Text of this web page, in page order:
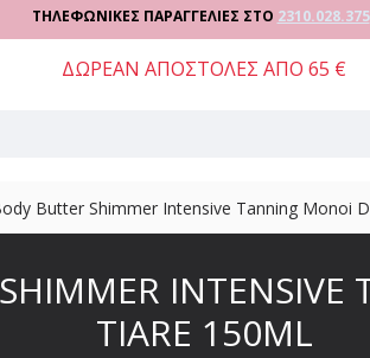
ΠΑΡΑΓΓΕΛΙΕΣ ΣΤΟ2310.028.375|
ΔΩΡΕΑΝ ΑΠΟΣΤΟΛΕΣ ΑΠΟ 65 €
Butter Shimmer Intensive Tanning Monoi
TIARE 150ML